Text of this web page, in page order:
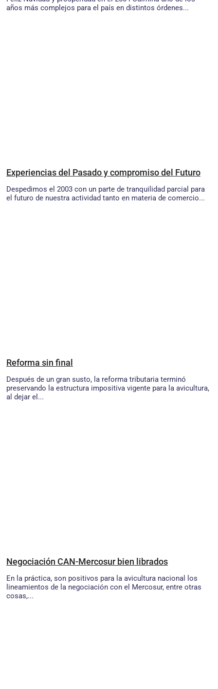
años más complejos para el país en distintos órdenes...
Experiencias del Pasado y compromiso del Futuro
Despedimos el 2003 con un parte de tranquilidad parcial para
el futuro de nuestra actividad tanto en materia de comercio...
Reforma sin final
Después de un gran susto, la reforma tributaria terminó
preservando la estructura impositiva vigente para la avicultura,
al dejar el...
Negociación CAN-Mercosur bien librados
En la práctica, son positivos para la avicultura nacional los
lineamientos de la negociación con el Mercosur, entre otras
cosas,...